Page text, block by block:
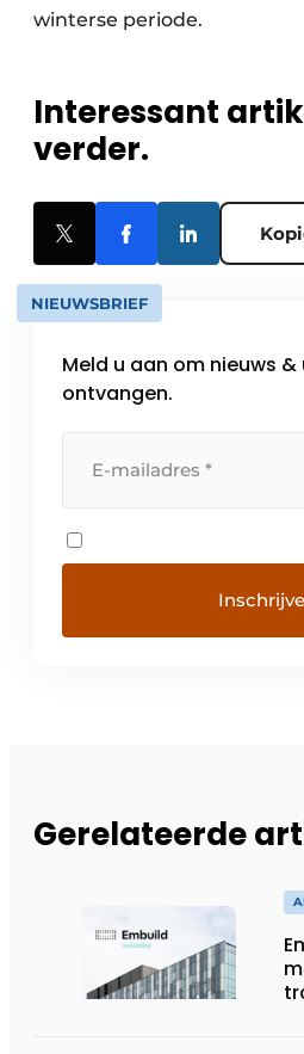
winterse periode.
Interessant
verder.
NIEUWSBRIEF
Meld u aan om nieuws
ontvangen.
Gerelateerde